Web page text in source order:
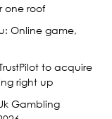
one roof
Online game,
to acquire
right up
Gambling